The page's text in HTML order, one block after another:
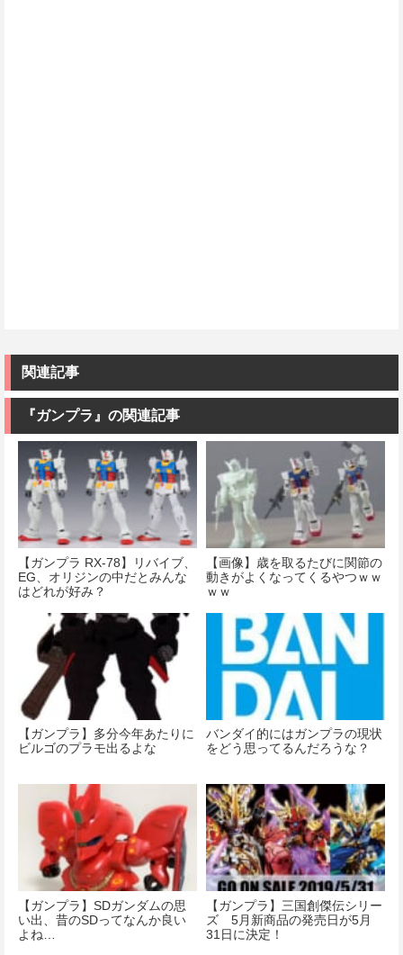
関連記事
『ガンプラ』の関連記事
【ガンプラ RX-78】リバイブ、
EG、オリジンの中だとみんな
はどれが好み？
【画像】歳を取るたびに関節の
動きがよくなってくるやつｗｗ
ｗｗ
【ガンプラ】多分今年あたりに
ビルゴのプラモ出るよな
バンダイ的にはガンプラの現状
をどう思ってるんだろうな？
【ガンプラ】SDガンダムの思
い出、昔のSDってなんか良い
よね…
【ガンプラ】三国創傑伝シリー
ズ 5月新商品の発売日が5月
31日に決定！